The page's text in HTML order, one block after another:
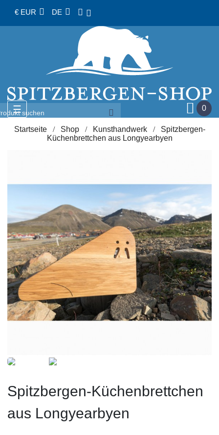
€ EUR DE
Umschalten
der
Navigation
☰ 0
Startseite Shop Kunsthandwerk
Spitzbergen-
Küchenbrettchen aus Longyearbyen
Spitzbergen-Küchenbrettchen
aus Longyearbyen